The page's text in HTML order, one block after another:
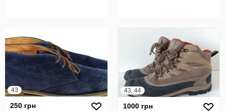
43
250 грн
43, 44
1000 грн